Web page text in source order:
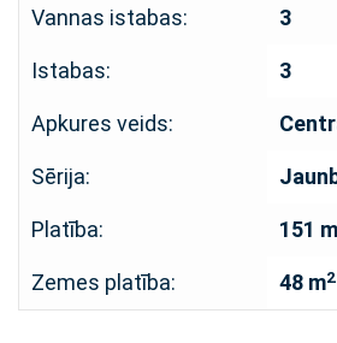
Vannas istabas: 3
Istabas: 3
Apkures veids:
Sērija:
Platība: 151 m
Zemes platība: 48 m2